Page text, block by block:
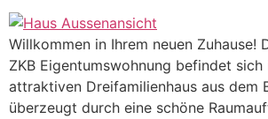
Willkommen in Ihrem neuen Zuhause!
ZKB Eigentumswohnung befindet sich
attraktiven Dreifamilienhaus aus dem
überzeugt durch eine schöne